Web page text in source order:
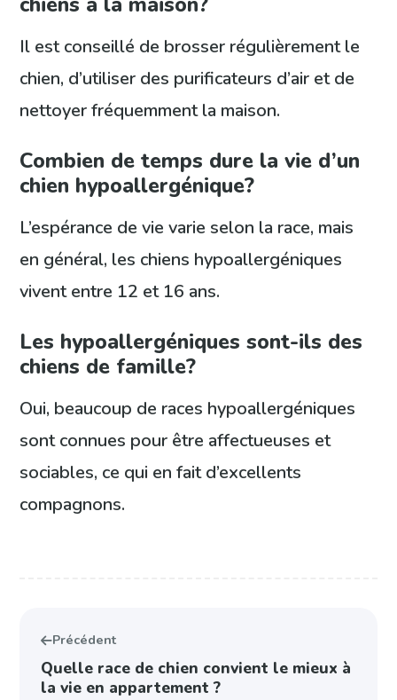
Il est conseillé de brosser régulièrement le
chien, d’utiliser des purificateurs d’air et de
nettoyer fréquemment la maison.
Combien de temps dure la vie d’un
chien hypoallergénique?
L’espérance de vie varie selon la race, mais
en général, les chiens hypoallergéniques
vivent entre 12 et 16 ans.
Les hypoallergéniques sont-ils des
chiens de famille?
Oui, beaucoup de races hypoallergéniques
sont connues pour être affectueuses et
sociables, ce qui en fait d’excellents
compagnons.
Précédent
Quelle race de chien convient le mieux à
la vie en appartement ?